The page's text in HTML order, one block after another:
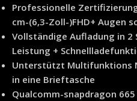
Professionelle
cm-(6,3-Zoll-)FHD+ Augen
Vollständige Aufladung in 2
Leistung +
Unterstützt Multifunktions
in eine Brieftasche
Qualcomm-snapdragon